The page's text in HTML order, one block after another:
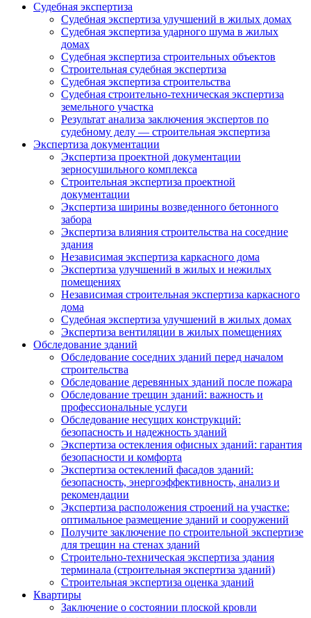
Судебная экспертиза
Судебная экспертиза улучшений в жилых домах
Судебная экспертиза ударного шума в жилых
домах
Судебная экспертиза строительных объектов
Строительная судебная экспертиза
Судебная экспертиза строительства
Судебная строительно-техническая экспертиза
земельного участка
Результат анализа заключения экспертов по
судебному делу — строительная экспертиза
Экспертиза документации
Экспертиза проектной документации
зерносушильного комплекса
Строительная экспертиза проектной
документации
Экспертиза ширины возведенного бетонного
забора
Экспертиза влияния строительства на соседние
здания
Независимая экспертиза каркасного дома
Экспертиза улучшений в жилых и нежилых
помещениях
Независимая строительная экспертиза каркасного
дома
Судебная экспертиза улучшений в жилых домах
Экспертиза вентиляции в жилых помещениях
Обследование зданий
Обследование соседних зданий перед началом
строительства
Обследование деревянных зданий после пожара
Обследование трещин зданий: важность и
профессиональные услуги
Обследование несущих конструкций:
безопасность и надежность зданий
Экспертиза остекления офисных зданий: гарантия
безопасности и комфорта
Экспертиза остеклений фасадов зданий:
безопасность, энергоэффективность, анализ и
рекомендации
Экспертиза расположения строений на участке:
оптимальное размещение зданий и сооружений
Получите заключение по строительной экспертизе
для трещин на стенах зданий
Строительно-техническая экспертиза здания
терминала (строительная экспертиза зданий)
Строительная экспертиза оценка зданий
Квартиры
Заключение о состоянии плоской кровли